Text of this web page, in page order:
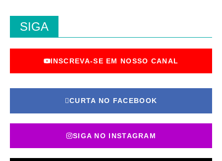
SIGA
INSCREVA-SE EM NOSSO CANAL
CURTA NO FACEBOOK
SIGA NO INSTAGRAM